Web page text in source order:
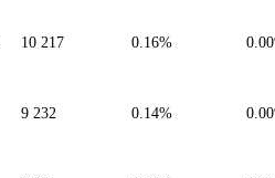
10 217 0.16%
9 232 0.14%